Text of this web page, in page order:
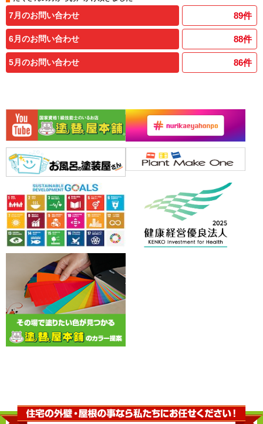
7月のお問い合わせ 89件
6月のお問い合わせ 88件
5月のお問い合わせ 86件